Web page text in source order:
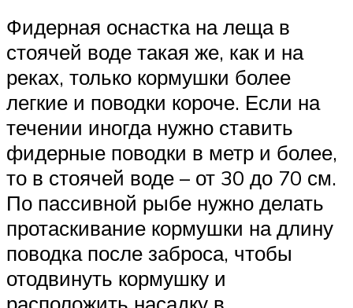
Фидерная оснастка на леща в
стоячей воде такая же, как и на
реках, только кормушки более
легкие и поводки короче. Если на
течении иногда нужно ставить
фидерные поводки в метр и более,
то в стоячей воде – от 30 до 70 см.
По пассивной рыбе нужно делать
протаскивание кормушки на длину
поводка после заброса, чтобы
отодвинуть кормушку и